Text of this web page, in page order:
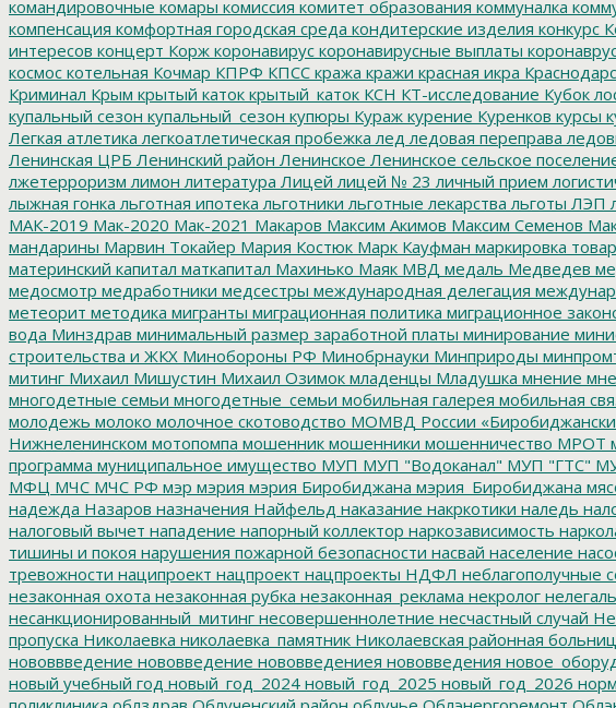
командировочные комары комиссия комитет образования коммуналка
компенсация комфортная городская среда кондитерские изделия конкурс
интересов концерт Корж коронавирус коронавирусные выплаты
космос котельная Кочмар КПРФ КПСС кража кражи красная икра
Криминал Крым крытый каток крытый_каток КСН КТ-исследование Кубок
купальный сезон купальный_сезон купюры Кураж курение Куренков курсы
Легкая атлетика легкоатлетическая пробежка лед ледовая переправа
Ленинская ЦРБ Ленинский район Ленинское Ленинское сельское
лжетерроризм лимон литература Лицей лицей № 23 личный прием
лыжная гонка льготная ипотека льготники льготные лекарства льготы ЛЭП
МАК-2019 Мак-2020 Мак-2021 Макаров Максим Акимов Максим Семенов
мандарины Марвин Токайер Мария Костюк Марк Кауфман маркировка
материнский капитал маткапитал Махинько Маяк МВД медаль Медведев
медосмотр медработники медсестры международная делегация
метеорит методика мигранты миграционная политика миграционное
вода Минздрав минимальный размер заработной платы минирование
строительства и ЖКХ Минобороны РФ Минобрнауки Минприроды
митинг Михаил Мишустин Михаил Озимок младенцы Младушка мнение
многодетные семьи многодетные_семьи мобильная галерея мобильная
молодежь молоко молочное скотоводство МОМВД России
Нижнеленинском мотопомпа мошенник мошенники мошенничество МРОТ
программа муниципальное имущество МУП МУП "Водоканал" МУП "ГТС"
МФЦ МЧС МЧС РФ мэр мэрия мэрия Биробиджана мэрия_Биробиджана
надежда Назаров назначения Найфельд наказание накркотики наледь
налоговый вычет нападение напорный коллектор наркозависимость
тишины и покоя нарушения пожарной безопасности насвай население
тревожности наципроект нацпроект нацпроекты НДФЛ неблагополучные
незаконная охота незаконная рубка незаконная_реклама некролог
несанкционированный_митинг несовершеннолетние несчастный случай
пропуска Николаевка николаевка_памятник Николаевская районная
нововвведение нововведение нововведениея нововведения
новый учебный год новый_год_2024 новый_год_2025 новый_год_2026